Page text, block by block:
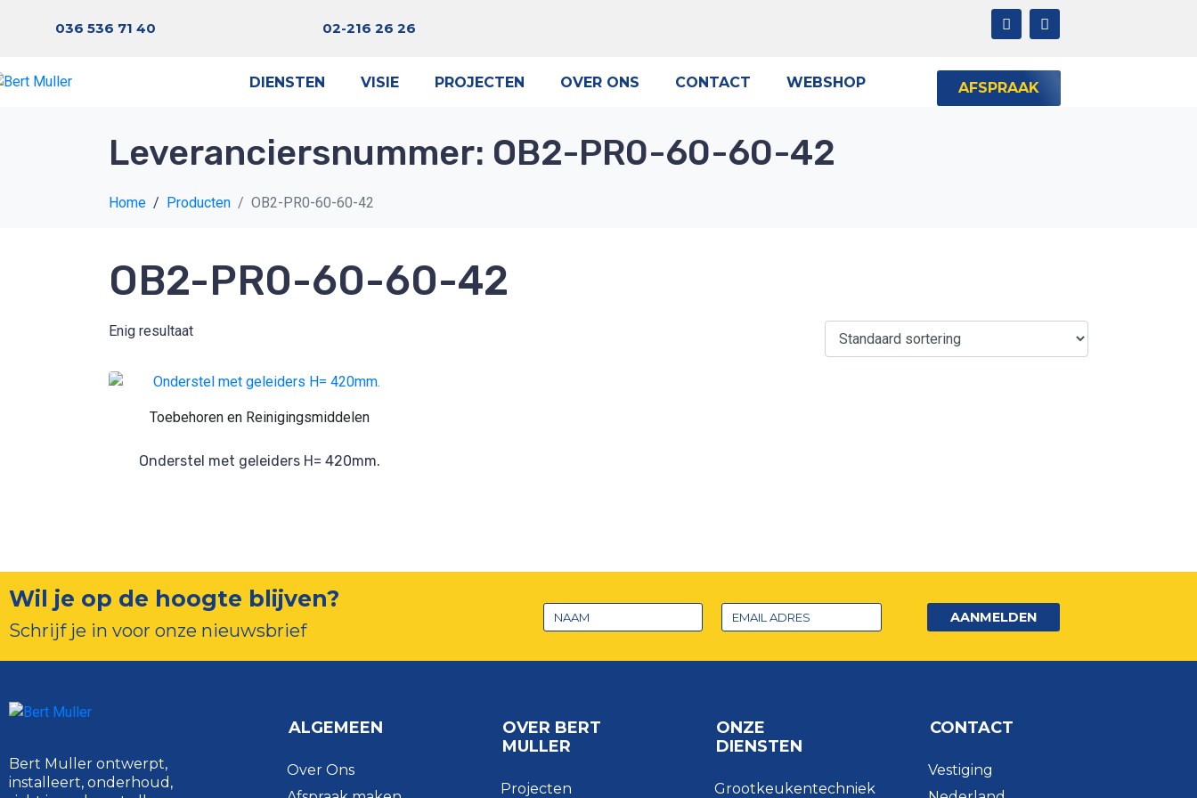
036 536 71 40 02-216 26 26
DIENSTEN VISIE PROJECTEN OVER ONS CONTACT WEBSHOP AFSPRAAK
Leveranciersnummer: OB2-PR0-60-60-42
Home Producten OB2-PR0-60-60-42
OB2-PR0-60-60-42
Enig resultaat
Toebehoren en Reinigingsmiddelen
Onderstel met geleiders H= 420mm.
Wil je op de hoogte blijven?
Schrijf je in voor onze nieuwsbrief
AANMELDEN
Bert Muller ontwerpt,
installeert, onderhoud,
ALGEMEEN
Over Ons
OVER BERT
MULLER
Projecten
ONZE
DIENSTEN
Grootkeukentechniek
CONTACT
Vestiging